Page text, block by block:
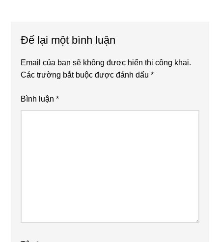
Interactions
Để lại một bình luận
Email của bạn sẽ không được hiển thị công khai.
Các trường bắt buộc được đánh dấu*
Bình luận*